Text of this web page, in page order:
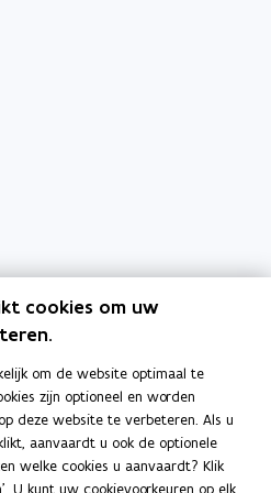
cookies om uw
om de website optimaal te
zijn optioneel en worden
deze website te verbeteren. Als u
aanvaardt u ook de optionele
welke cookies u aanvaardt? Klik
U kunt uw cookievoorkeuren op elk